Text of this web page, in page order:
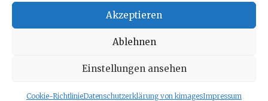
Akzeptieren
Ablehnen
Einstellungen ansehen
Cookie-RichtlinieDatenschutzerklärung von kimagesImpressum
Copyright © 2026kimages Training+Kunst+Coaching
vonWordPress.